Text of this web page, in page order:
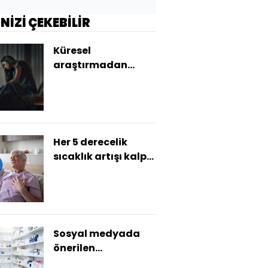
ÇEKEBİLİR
Küresel
araştırmadan
Her 5 derecelik
sıcaklık artışı kalp
Sosyal medyada
önerilen